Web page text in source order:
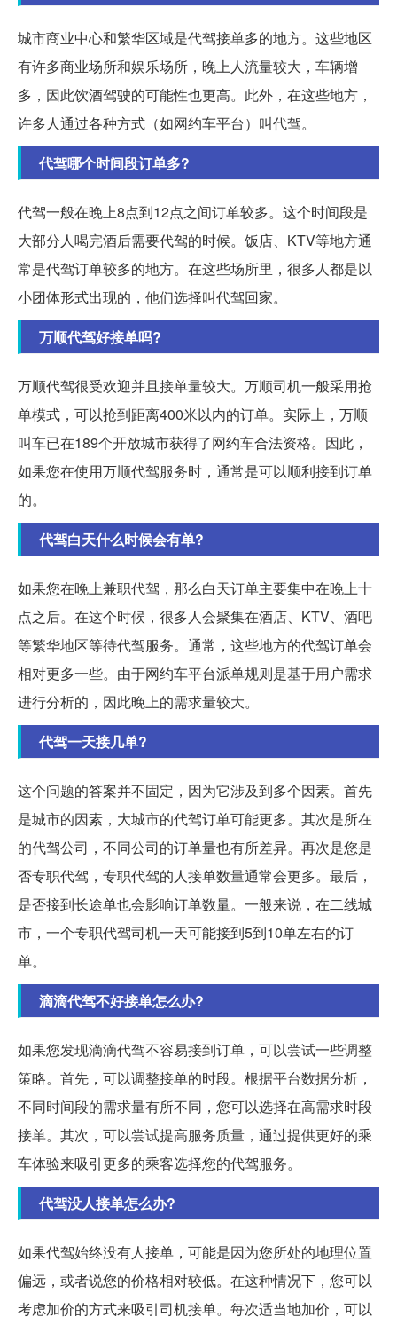
城市商业中心和繁华区域是代驾接单多的地方。这些地区
有许多商业场所和娱乐场所，晚上人流量较大，车辆增
多，因此饮酒驾驶的可能性也更高。此外，在这些地方，
许多人通过各种方式（如网约车平台）叫代驾。
代驾哪个时间段订单多?
代驾一般在晚上8点到12点之间订单较多。这个时间段是
大部分人喝完酒后需要代驾的时候。饭店、KTV等地方通
常是代驾订单较多的地方。在这些场所里，很多人都是以
小团体形式出现的，他们选择叫代驾回家。
万顺代驾好接单吗?
万顺代驾很受欢迎并且接单量较大。万顺司机一般采用抢
单模式，可以抢到距离400米以内的订单。实际上，万顺
叫车已在189个开放城市获得了网约车合法资格。因此，
如果您在使用万顺代驾服务时，通常是可以顺利接到订单
的。
代驾白天什么时候会有单?
如果您在晚上兼职代驾，那么白天订单主要集中在晚上十
点之后。在这个时候，很多人会聚集在酒店、KTV、酒吧
等繁华地区等待代驾服务。通常，这些地方的代驾订单会
相对更多一些。由于网约车平台派单规则是基于用户需求
进行分析的，因此晚上的需求量较大。
代驾一天接几单?
这个问题的答案并不固定，因为它涉及到多个因素。首先
是城市的因素，大城市的代驾订单可能更多。其次是所在
的代驾公司，不同公司的订单量也有所差异。再次是您是
否专职代驾，专职代驾的人接单数量通常会更多。最后，
是否接到长途单也会影响订单数量。一般来说，在二线城
市，一个专职代驾司机一天可能接到5到10单左右的订
单。
滴滴代驾不好接单怎么办?
如果您发现滴滴代驾不容易接到订单，可以尝试一些调整
策略。首先，可以调整接单的时段。根据平台数据分析，
不同时间段的需求量有所不同，您可以选择在高需求时段
接单。其次，可以尝试提高服务质量，通过提供更好的乘
车体验来吸引更多的乘客选择您的代驾服务。
代驾没人接单怎么办?
如果代驾始终没有人接单，可能是因为您所处的地理位置
偏远，或者说您的价格相对较低。在这种情况下，您可以
考虑加价的方式来吸引司机接单。每次适当地加价，可以